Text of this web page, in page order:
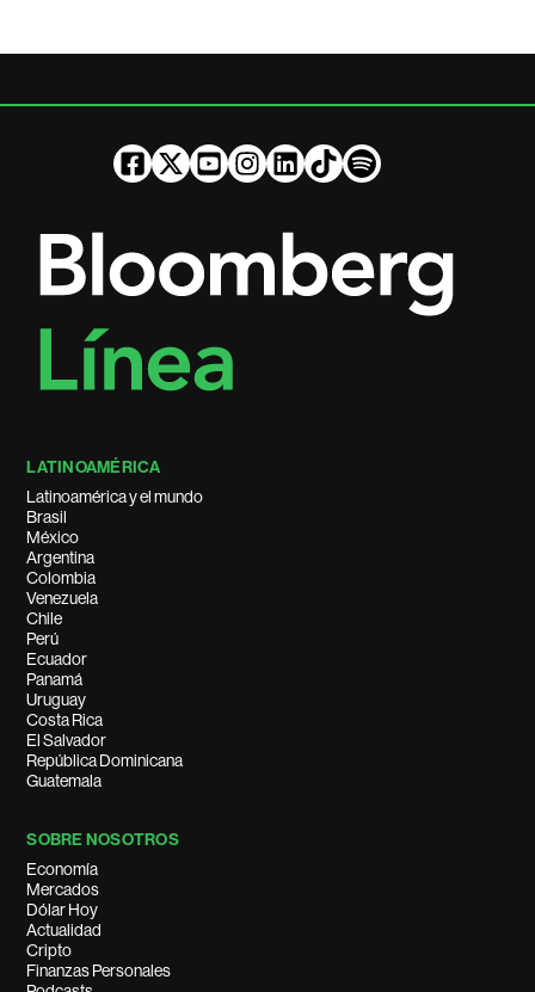
LATINOAMÉRICA
Latinoamérica y el mundo
Brasil
México
Argentina
Colombia
Venezuela
Chile
Perú
Ecuador
Panamá
Uruguay
Costa Rica
El Salvador
República Dominicana
Guatemala
SOBRE NOSOTROS
Economía
Mercados
Dólar Hoy
Actualidad
Cripto
Finanzas Personales